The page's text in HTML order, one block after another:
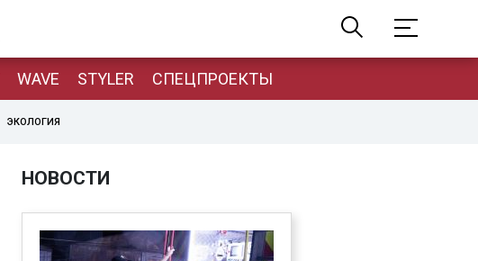
WAVE STYLER СПЕЦПРОЕКТЫ
ЭКОЛОГИЯ
НОВОСТИ